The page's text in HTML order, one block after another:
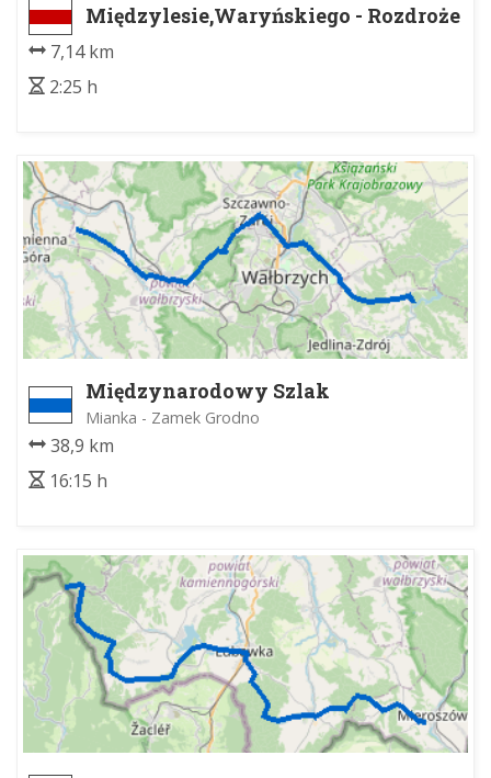
Międzylesie,Waryńskiego - Rozdroże
pod Opaczem
7,14 km
2:25 h
Międzynarodowy Szlak
Długodystansowy E-3
Mianka - Zamek Grodno
38,9 km
16:15 h